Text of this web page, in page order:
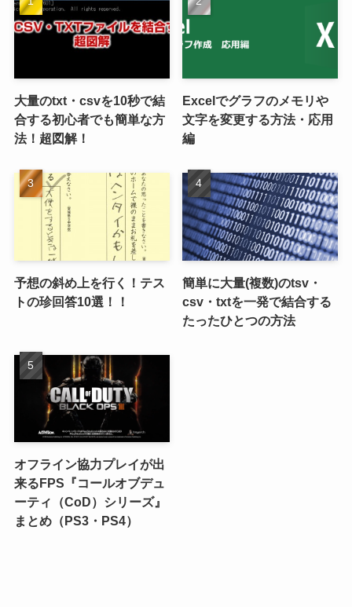
大量のtxt・csvを10秒で結
合する初心者でも簡単な方
法！超図解！
Excelでグラフのメモリや
文字を変更する方法・応用
編
予想の斜め上を行く！テス
トの珍回答10選！！
簡単に大量(複数)のtsv・
csv・txtを一発で結合する
たったひとつの方法
オフライン協力プレイが出
来るFPS『コールオブデュ
ーティ（CoD）シリーズ』
まとめ（PS3・PS4）